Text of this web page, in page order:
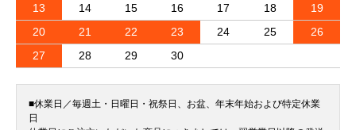
13
14 15 16 17 18
19
20
21 22 23 24 25
26
27
28 29 30
■休業日／毎週土・日曜日・祝祭日、お盆、年末年始および特定休業
日